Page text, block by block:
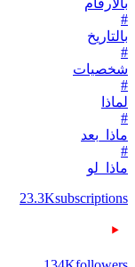
#
بالتاريخ
#
شخصيات
#
لماذا
#
ماذا_بعد
#
ماذا_لو
23.3Ksubscriptions